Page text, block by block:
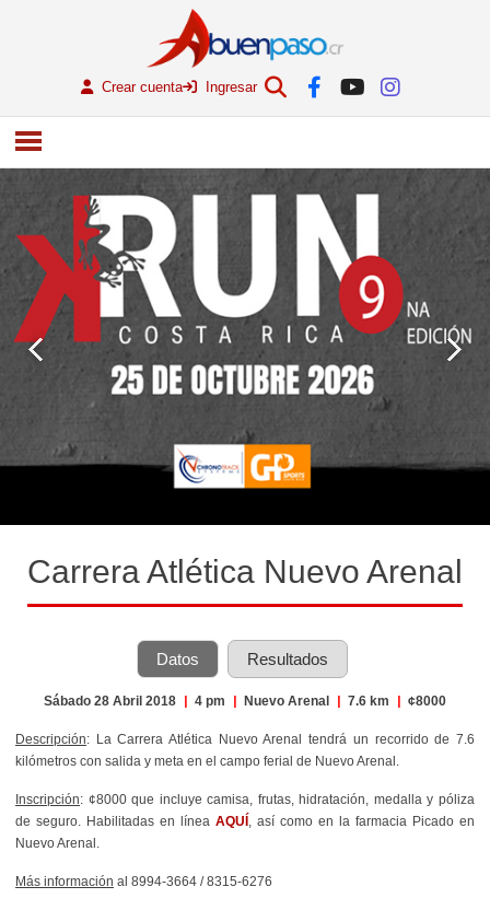
Crear cuenta Ingresar
Carrera Atlética Nuevo Arenal
Datos Resultados
Sábado 28 Abril 2018 | 4 pm | Nuevo Arenal | 7.6 km | ¢8000
Descripción: La Carrera Atlética Nuevo Arenal tendrá un recorrido de 7.6
kilómetros con salida y meta en el campo ferial de Nuevo Arenal.
Inscripción: ¢8000 que incluye camisa, frutas, hidratación, medalla y póliza
de seguro. Habilitadas en línea AQUÍ , así como en la farmacia Picado en
Nuevo Arenal.
Más información al 8994-3664 / 8315-6276